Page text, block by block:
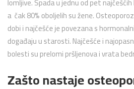
a čak 80% oboljelih su žene.
dobi i najčešće je povezana s
događaju u starosti. Najčešće i
bolesti su prelomi pršljenova i vrata
Zašto nastaje